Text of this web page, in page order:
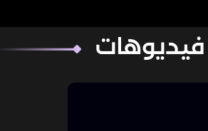
فيديوهات